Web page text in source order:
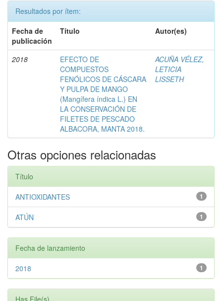
Resultados por ítem:
Fecha de
publicación
Título Autor(es)
2018
EFECTO DE
COMPUESTOS
FENÓLICOS DE CÁSCARA
Y PULPA DE MANGO
(Mangífera índica L.) EN
LA CONSERVACIÓN DE
FILETES DE PESCADO
ALBACORA, MANTA 2018.
ACUÑA VÉLEZ,
LETICIA
LISSETH
Otras opciones relacionadas
Título
1
ANTIOXIDANTES
1
ATÚN
Fecha de lanzamiento
1
2018
Has File(s)